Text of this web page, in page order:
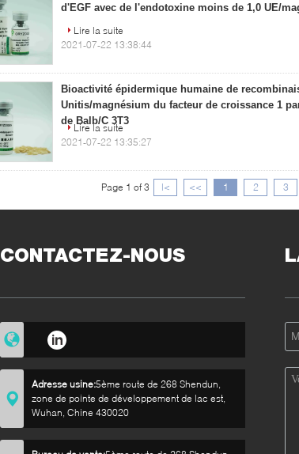
d'EGF avec de l'endotoxine moins de 1,0 UE/
Lire la suite
2021-07-22 13:38:44
Bioactivité épidermique humaine de
Unitis/magnésium du facteur de croissance 1
de Balb/C 3T3
Lire la suite
2021-07-22 13:35:27
Page 1 of 3 |< << 1 2 3
CONTACTEZ-NOUS
Adresse usine:5ème route de 268 Shendun,
zone de pointe de développement de lac est,
Wuhan, Chine 430020